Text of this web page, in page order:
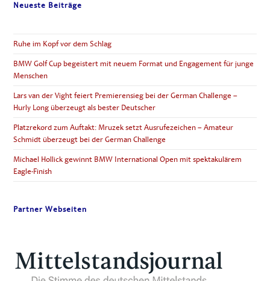
Neueste Beiträge
Ruhe im Kopf vor dem Schlag
BMW Golf Cup begeistert mit neuem Format und Engagement für junge
Menschen
Lars van der Vight feiert Premierensieg bei der German Challenge –
Hurly Long überzeugt als bester Deutscher
Platzrekord zum Auftakt: Mruzek setzt Ausrufezeichen – Amateur
Schmidt überzeugt bei der German Challenge
Michael Hollick gewinnt BMW International Open mit spektakulärem
Eagle-Finish
Partner Webseiten